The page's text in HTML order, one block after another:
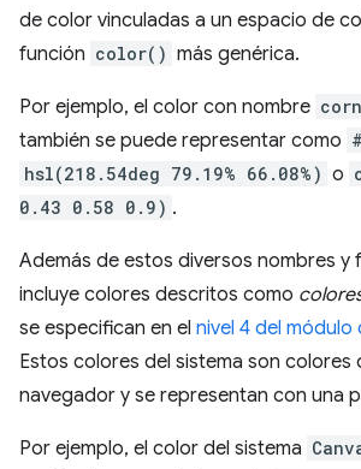
de color vinculadas a un espacio de
función color() más genérica.
Por ejemplo, el color con nombre
también se puede representar como
hsl(218.54deg 79.19% 66.08%) o
0.43 0.58 0.9) .
Además de estos diversos nombres y
incluye colores descritos como
se especifican en el nivel 4 del módulo
Estos colores del sistema son colores
navegador y se representan con una
Por ejemplo, el color del sistema